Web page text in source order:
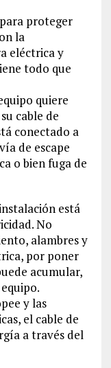
proteger
la
eléctrica y
todo que
quiere
cable de
conectado a
de escape
o bien fuga de
está
No
alambres y
por poner
acumular,
y las
el cable de
a través del